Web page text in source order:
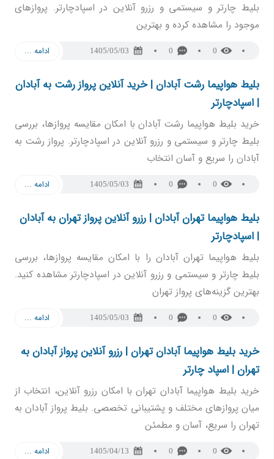
بلیط چارتر و سیستمی و رزرو آنلاین در اسپادچارتر. پروازهای
موجود را مشاهده کرده و بهترین
0
0
1405/05/03 ادامه ...
بلیط هواپیما رشت آبادان | خرید آنلاین پرواز رشت به آبادان
| اسپادچارتر
خرید بلیط هواپیما رشت آبادان با امکان مقایسه پروازها، بررسی
بلیط چارتر و سیستمی و رزرو آنلاین در اسپادچارتر. پرواز رشت به
آبادان را سریع و آسان انتخاب
0
0
1405/05/03 ادامه ...
بلیط هواپیما تهران آبادان | رزرو آنلاین پرواز تهران به آبادان
| اسپادچارتر
بلیط هواپیما تهران آبادان را با امکان مقایسه پروازها، بررسی
بلیط چارتر و سیستمی و رزرو آنلاین در اسپادچارتر مشاهده کنید.
بهترین گزینه‌های پرواز تهران
0
0
1405/05/03 ادامه ...
خرید بلیط هواپیما آبادان تهران | رزرو آنلاین پرواز آبادان به
تهران | اسپاد چارتر
خرید بلیط هواپیما آبادان تهران با امکان رزرو آنلاین، انتخاب از
میان پروازهای مختلف و پشتیبانی تخصصی. بلیط پرواز آبادان به
تهران را سریع، آسان و مطمئن
0
0
1405/04/13 ادامه ...